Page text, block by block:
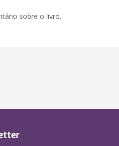
sobre o livro.